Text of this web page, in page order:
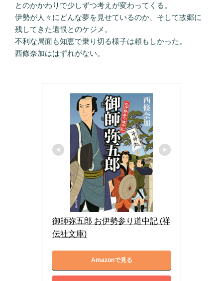
とのかかわりで少しずつ考えが変わってくる。
伊勢が人々にどんな夢を見せているのか、そして故郷に
残してきた遺恨とのケジメ。
不利な局面も知恵で乗り切る様子は頼もしかった。
西條奈加ははずれがない。
御師弥五郎 お伊勢参り道中記 (祥
伝社文庫)
Amazonで見る